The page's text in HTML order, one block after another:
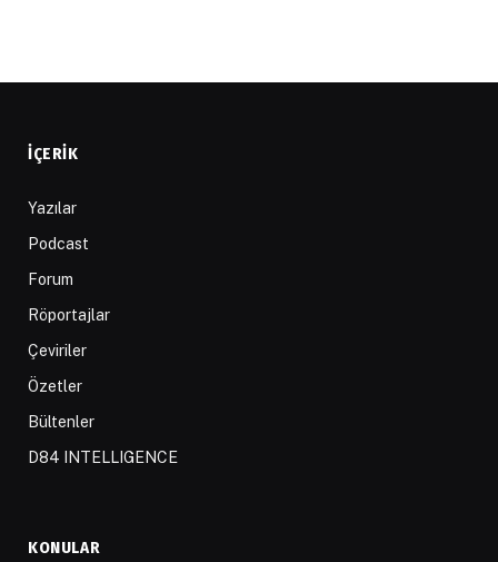
İÇERIK
Yazılar
Podcast
Forum
Röportajlar
Çeviriler
Özetler
Bültenler
D84 INTELLIGENCE
KONULAR